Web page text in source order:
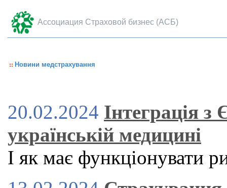
Ассоциация Страховой бизнес (АСБ)
Новини медстрахування
20.02.2024 Інтеграція
українській медицині
І як має функціонувати